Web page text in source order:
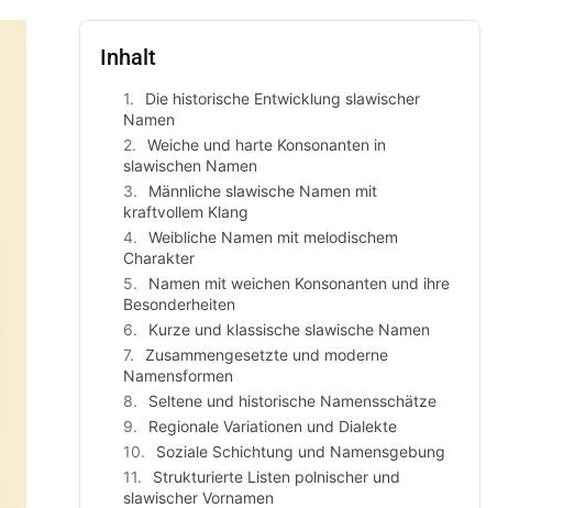
Inhalt
Die historische Entwicklung slawischer
Namen
Weiche und harte Konsonanten in
slawischen Namen
Männliche slawische Namen mit
kraftvollem Klang
Weibliche Namen mit melodischem
Charakter
Namen mit weichen Konsonanten und ihre
Besonderheiten
Kurze und klassische slawische Namen
Zusammengesetzte und moderne
Namensformen
Seltene und historische Namensschätze
Regionale Variationen und Dialekte
Soziale Schichtung und Namensgebung
Strukturierte Listen polnischer und
slawischer Vornamen